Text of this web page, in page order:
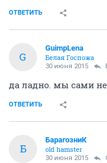
ОТВЕТИТЬ
G
GuimpLena
Белая Госпожа
30 июня 2015
да ладно. мы сами
ОТВЕТИТЬ
Б
БарагозниК
old hamster
30 июня 2015